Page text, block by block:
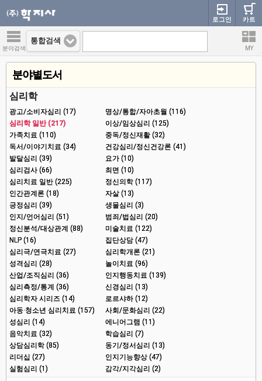
카트
로그인
분야검색 MY
통합검색
분야별도서
심리학
광고/소비자심리 (17)
명상/통합/자아초월 (116)
심리학 일반 (217)
이상/임상심리 (125)
가족치료 (110)
중독/정신재활 (32)
독서/이야기치료 (34)
건강심리/정신건강론 (41)
발달심리 (39)
요가 (10)
심리검사 (66)
최면 (10)
심리치료 일반 (225)
정신의학 (117)
인간관계론 (18)
자살 (13)
긍정심리 (39)
생물심리 (3)
인지/언어심리 (51)
범죄/법심리 (20)
정신분석/대상관계 (88)
미술치료 (122)
NLP (16)
집단상담 (47)
심리극/연극치료 (27)
심리학개론 (21)
성격심리 (28)
놀이치료 (96)
산업/조직심리 (36)
인지행동치료 (139)
심리측정/통계 (36)
신경심리 (13)
심리학자 시리즈 (14)
로르샤하 (12)
아동·청소년 심리치료 (157)
사회/문화심리 (22)
성심리 (14)
에니어그램 (11)
음악치료 (32)
학습심리 (7)
상담심리학 (85)
동기/정서심리 (13)
리더십 (27)
인지기능향상 (47)
실험심리 (1)
감각/지각심리 (2)